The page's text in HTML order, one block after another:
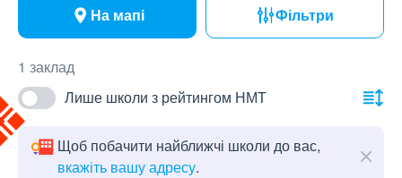
На мапі Фільтри
1 заклад
Лише школи з рейтингом НМТ
Щоб побачити найближчі школи до вас,
вкажіть вашу адресу.